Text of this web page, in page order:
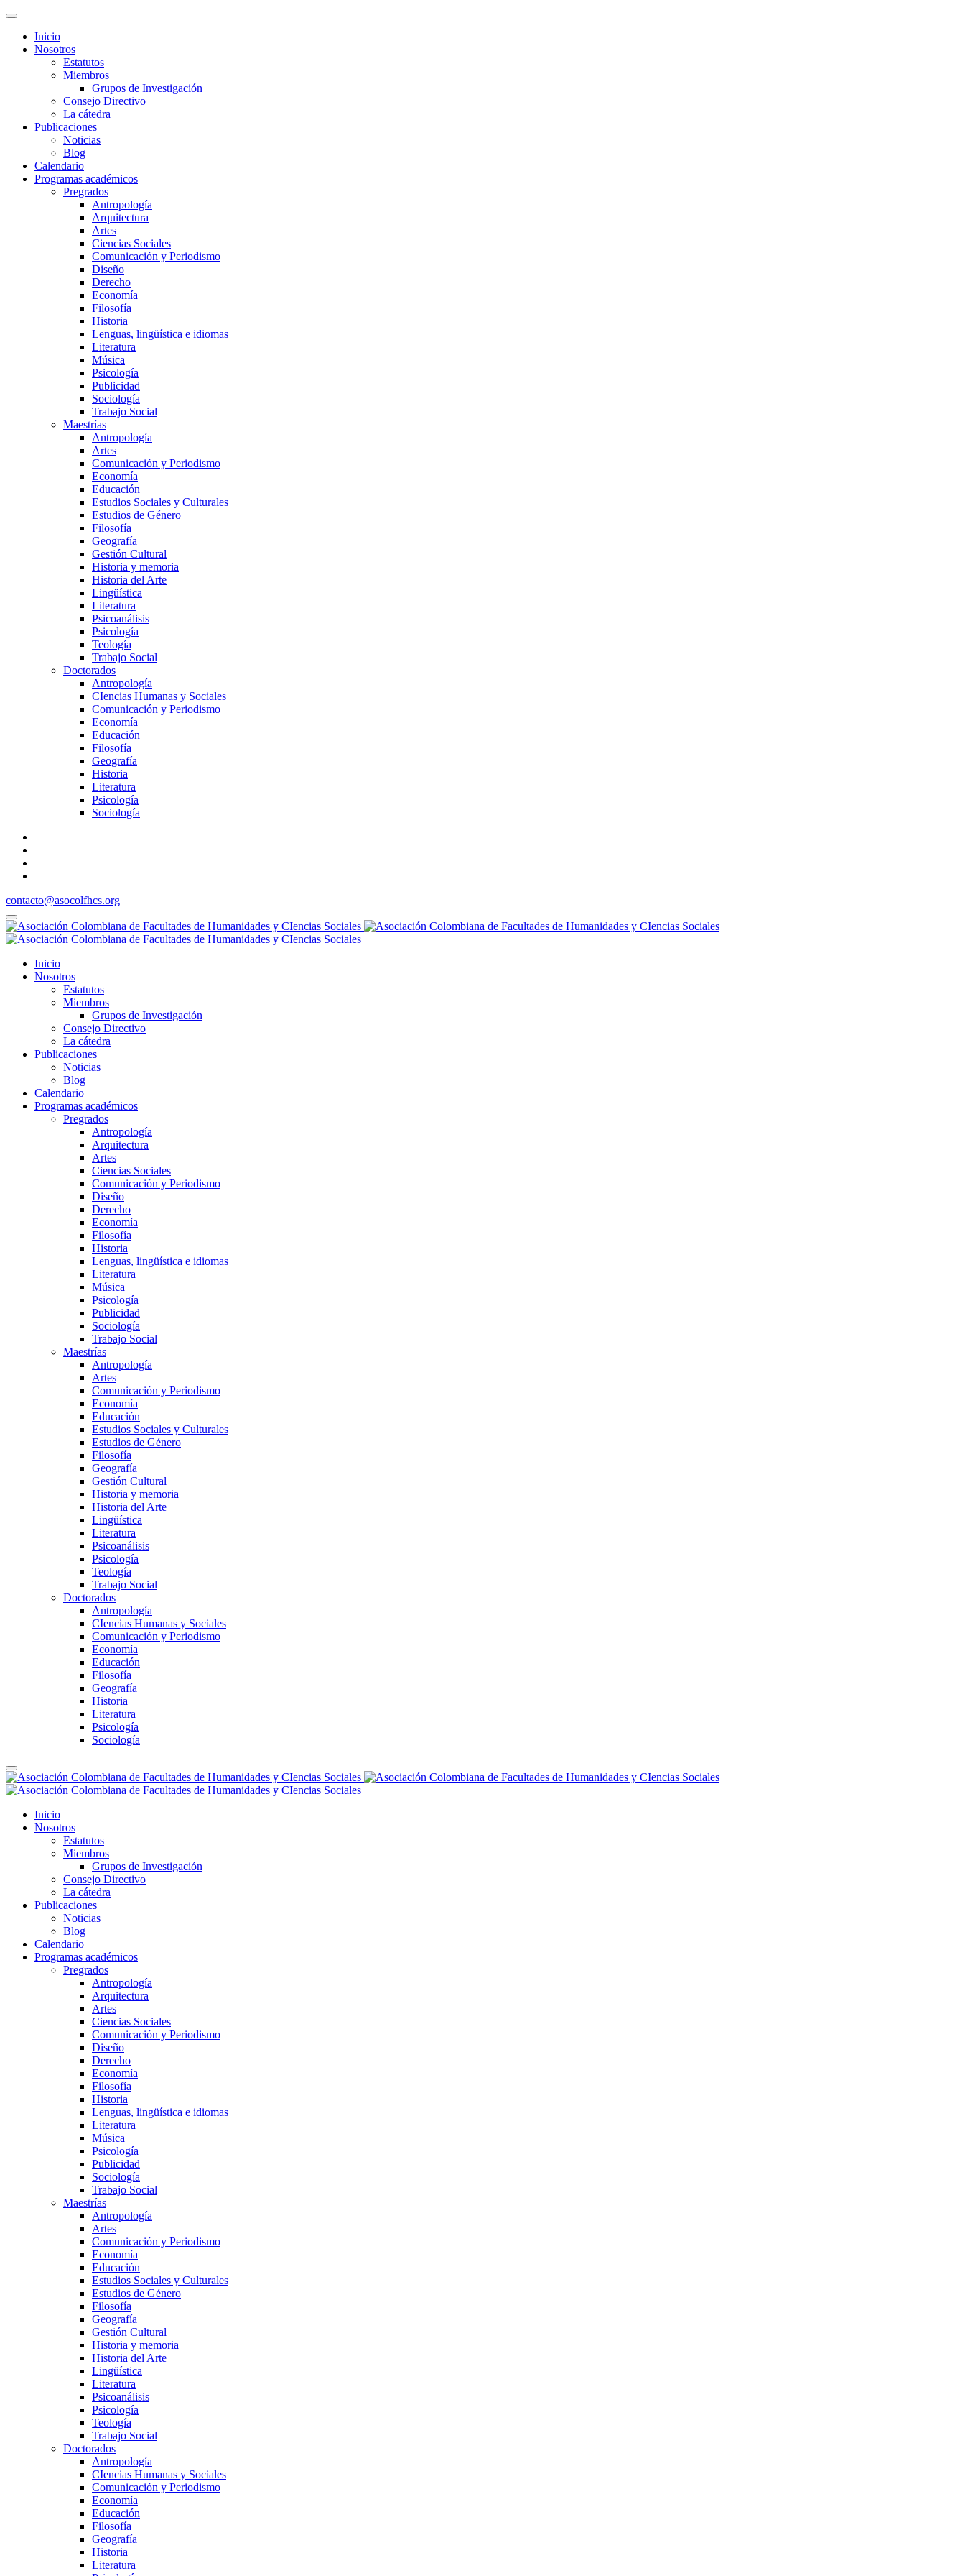
Inicio
Nosotros
Estatutos
Miembros
Grupos de Investigación
Consejo Directivo
La cátedra
Publicaciones
Noticias
Blog
Calendario
Programas académicos
Pregrados
Antropología
Arquitectura
Artes
Ciencias Sociales
Comunicación y Periodismo
Diseño
Derecho
Economía
Filosofía
Historia
Lenguas, lingüística e idiomas
Literatura
Música
Psicología
Publicidad
Sociología
Trabajo Social
Maestrías
Antropología
Artes
Comunicación y Periodismo
Economía
Educación
Estudios Sociales y Culturales
Estudios de Género
Filosofía
Geografía
Gestión Cultural
Historia y memoria
Historia del Arte
Lingüística
Literatura
Psicoanálisis
Psicología
Teología
Trabajo Social
Doctorados
Antropología
CIencias Humanas y Sociales
Comunicación y Periodismo
Economía
Educación
Filosofía
Geografía
Historia
Literatura
Psicología
Sociología
contacto@asocolfhcs.org
Inicio
Nosotros
Estatutos
Miembros
Grupos de Investigación
Consejo Directivo
La cátedra
Publicaciones
Noticias
Blog
Calendario
Programas académicos
Pregrados
Antropología
Arquitectura
Artes
Ciencias Sociales
Comunicación y Periodismo
Diseño
Derecho
Economía
Filosofía
Historia
Lenguas, lingüística e idiomas
Literatura
Música
Psicología
Publicidad
Sociología
Trabajo Social
Maestrías
Antropología
Artes
Comunicación y Periodismo
Economía
Educación
Estudios Sociales y Culturales
Estudios de Género
Filosofía
Geografía
Gestión Cultural
Historia y memoria
Historia del Arte
Lingüística
Literatura
Psicoanálisis
Psicología
Teología
Trabajo Social
Doctorados
Antropología
CIencias Humanas y Sociales
Comunicación y Periodismo
Economía
Educación
Filosofía
Geografía
Historia
Literatura
Psicología
Sociología
Inicio
Nosotros
Estatutos
Miembros
Grupos de Investigación
Consejo Directivo
La cátedra
Publicaciones
Noticias
Blog
Calendario
Programas académicos
Pregrados
Antropología
Arquitectura
Artes
Ciencias Sociales
Comunicación y Periodismo
Diseño
Derecho
Economía
Filosofía
Historia
Lenguas, lingüística e idiomas
Literatura
Música
Psicología
Publicidad
Sociología
Trabajo Social
Maestrías
Antropología
Artes
Comunicación y Periodismo
Economía
Educación
Estudios Sociales y Culturales
Estudios de Género
Filosofía
Geografía
Gestión Cultural
Historia y memoria
Historia del Arte
Lingüística
Literatura
Psicoanálisis
Psicología
Teología
Trabajo Social
Doctorados
Antropología
CIencias Humanas y Sociales
Comunicación y Periodismo
Economía
Educación
Filosofía
Geografía
Historia
Literatura